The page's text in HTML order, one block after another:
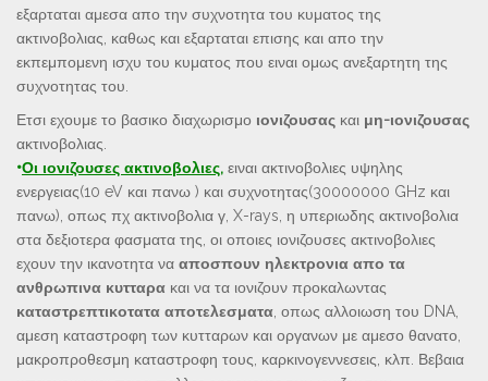
εξαρταται αμεσα απο την συχνοτητα του κυματος της
ακτινοβολιας, καθως και εξαρταται επισης και απο την
εκπεμπομενη ισχυ του κυματος που ειναι ομως ανεξαρτητη της
συχνοτητας του.
Ετσι εχουμε το βασικο διαχωρισμο ιονιζουσας και μη-ιονιζουσας
ακτινοβολιας.
•Οι ιονιζουσες ακτινοβολιες, ειναι ακτινοβολιες υψηλης
ενεργειας(10 eV και πανω ) και συχνοτητας(30000000 GHz και
πανω), οπως πχ ακτινοβολια γ, X-rays, η υπεριωδης ακτινοβολια
στα δεξιοτερα φασματα της, οι οποιες ιονιζουσες ακτινοβολιες
εχουν την ικανοτητα να αποσπουν ηλεκτρονια απο τα
ανθρωπινα κυτταρα και να τα ιονιζουν προκαλωντας
καταστρεπτικοτατα αποτελεσματα , οπως αλλοιωση του DNA,
αμεση καταστροφη των κυτταρων και οργανων με αμεσο θανατο,
μακροπροθεσμη καταστροφη τους, καρκινογεννεσεις, κλπ. Βεβαια